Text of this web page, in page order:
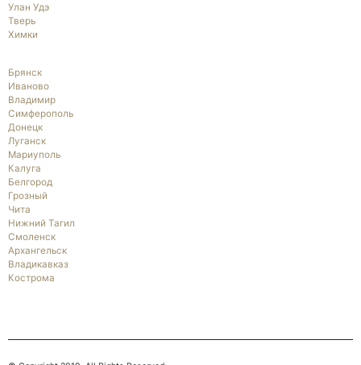
Улан Удэ
Тверь
Химки
Брянск
Иваново
Владимир
Симферополь
Донецк
Луганск
Мариуполь
Калуга
Белгород
Грозный
Чита
Нижний Тагил
Смоленск
Архангельск
Владикавказ
Кострома